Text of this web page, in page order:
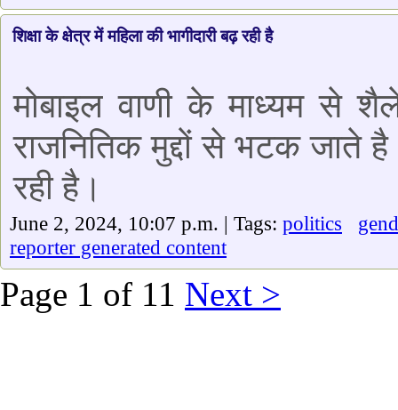
शिक्षा के क्षेत्र में महिला की भागीदारी बढ़ रही है
मोबाइल वाणी के माध्यम से
राजनितिक मुद्दों से भटक जाते
रही है।
June 2, 2024, 10:07 p.m. | Tags: politics
reporter generated content
Page 1 of 11 Next >